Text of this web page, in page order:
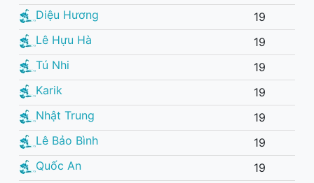
Diệu Hương
19
Lê Hựu Hà
19
Tú Nhi
19
Karik
19
Nhật Trung
19
Lê Bảo Bình
19
Quốc An
19